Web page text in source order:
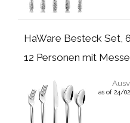
HaWare Besteck Set,
12 Personen mit
as of 24/